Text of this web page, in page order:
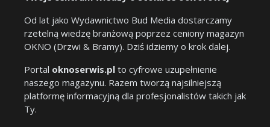
Od lat jako Wydawnictwo Bud Media dostarczamy
rzetelną wiedzę branżową poprzez ceniony magazyn
OKNO (Drzwi & Bramy). Dziś idziemy o krok dalej.
Portal oknoserwis.pl to cyfrowe uzupełnienie
naszego magazynu. Razem tworzą najsilniejszą
platformę informacyjną dla profesjonalistów takich jak
Ty.